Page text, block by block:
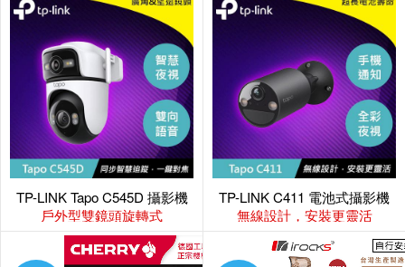
TP-LINK Tapo C545D 攝影機
戶外型雙鏡頭旋轉式
TP-LINK C411 電池式攝影機
無線設計，安裝更靈活